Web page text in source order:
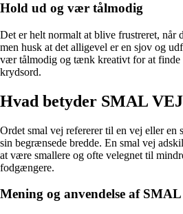
Hold ud og vær tålmodig
Det er helt normalt at blive frustreret, når
men husk at det alligevel er en sjov og
vær tålmodig og tænk kreativt for at finde
krydsord.
Hvad betyder SMAL
Ordet smal vej refererer til en vej eller en
sin begrænsede bredde. En smal vej
at være smallere og ofte velegnet til
fodgængere.
Mening og anvendelse af